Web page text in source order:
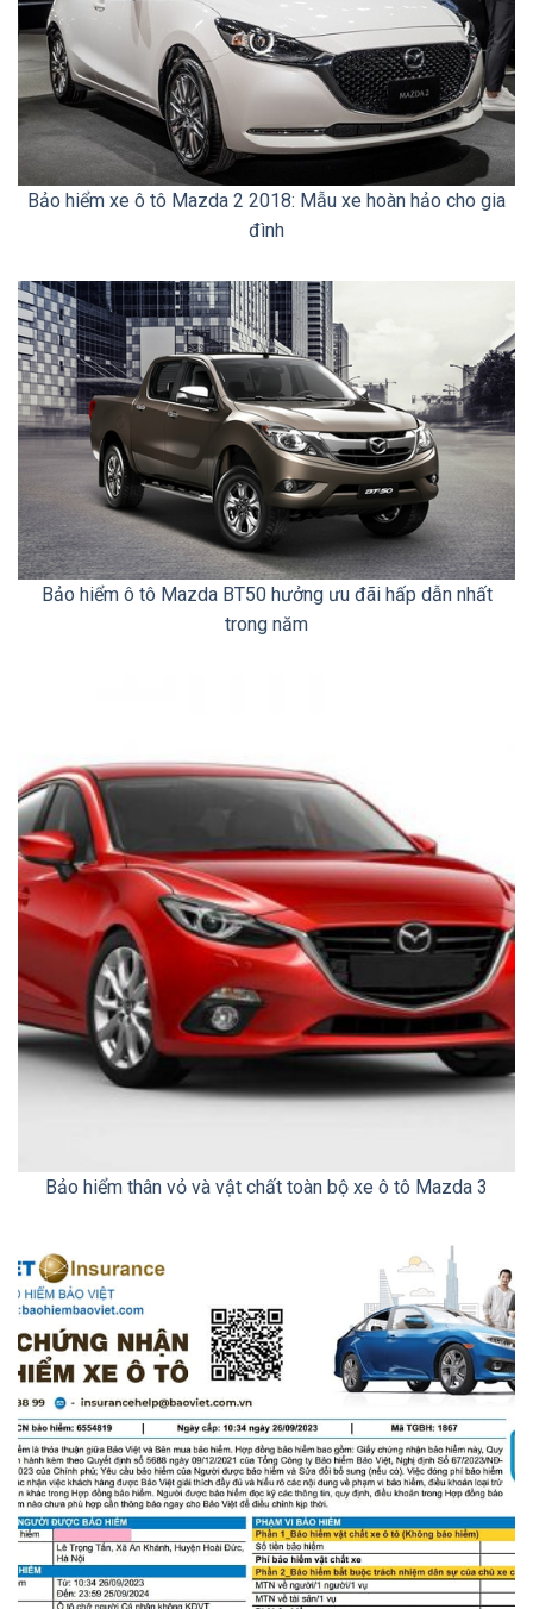
Bảo hiểm xe ô tô Mazda 2 2018: Mẫu xe hoàn hảo cho gia
đình
Bảo hiểm ô tô Mazda BT50 hưởng ưu đãi hấp dẫn nhất
trong năm
Bảo hiểm thân vỏ và vật chất toàn bộ xe ô tô Mazda 3